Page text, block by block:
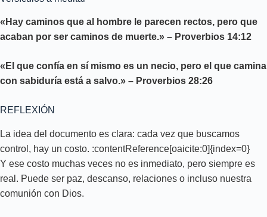
«Hay caminos que al hombre le parecen rectos, pero que
acaban por ser caminos de muerte.» – Proverbios 14:12
«El que confía en sí mismo es un necio, pero el que camina
con sabiduría está a salvo.» – Proverbios 28:26
REFLEXIÓN
La idea del documento es clara: cada vez que buscamos
control, hay un costo. :contentReference[oaicite:0]{index=0}
Y ese costo muchas veces no es inmediato, pero siempre es
real. Puede ser paz, descanso, relaciones o incluso nuestra
comunión con Dios.